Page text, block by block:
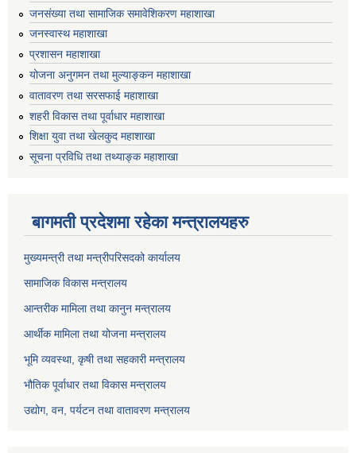
जनसंख्या तथा सामाजिक समावेशिकरण महाशाखा
जनस्वास्थ महाशाखा
प्रशासन महाशाखा
योजना अनुगमन तथा मुल्याङ्कन महाशाखा
वातावरण तथा सरसफाई महाशाखा
शहरी विकास तथा पूर्वाधार महाशाखा
शिक्षा युवा तथा खेलकुद महाशाखा
सूचना प्रविधि तथा तथ्याङ्क महाशाखा
बागमती प्रदेशमा रहेका मन्त्रालयहरु
मुख्यमन्त्री तथा मन्त्रीपरिसदको कार्यालय
सामाजिक विकास मन्त्रालय
आन्तरीक मामिला तथा कानुन मन्त्रालय
आर्थीक मामिला तथा योजना मन्त्रालय
भूमि व्यवस्था, कृषी तथा सहकारी मन्त्रालय
भौतिक पूर्वाधार तथा विकास मन्त्रालय
उद्योग, वन, पर्यटन तथा वातावरण मन्त्रालय